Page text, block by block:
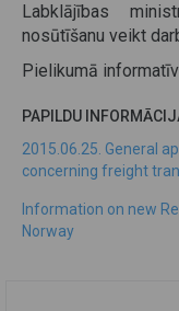
Labklājības
nosūtīšanu veikt
Pielikumā
PAPILDU
2015.06.25. General
concerning freight
Information on new
Norway